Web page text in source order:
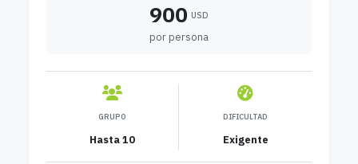
900 USD
por persona
GRUPO
Hasta 10
DIFICULTAD
Exigente